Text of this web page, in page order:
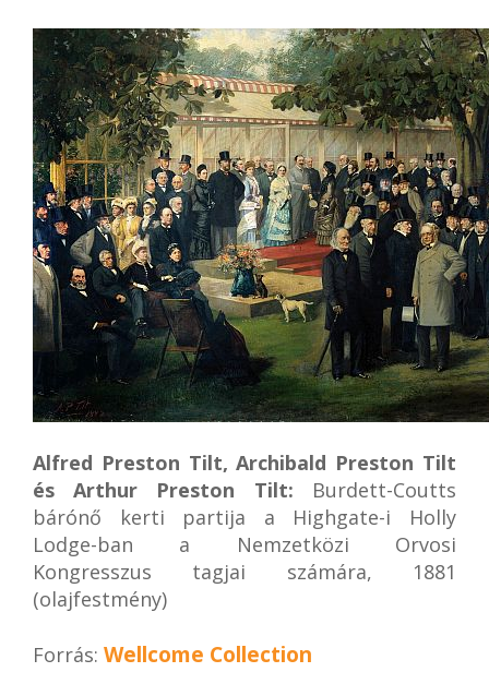
Alfred Preston Tilt, Archibald Preston Tilt
és Arthur Preston Tilt: Burdett-Coutts
bárónő kerti partija a Highgate-i Holly
Lodge-ban a Nemzetközi Orvosi
Kongresszus tagjai számára, 1881
(olajfestmény)
Forrás: Wellcome Collection